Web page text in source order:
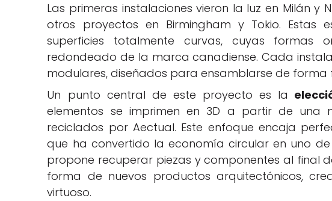
Las primeras instalaciones vieron la luz en Milán y
otros proyectos en Birmingham y Tokio. Estas
superficies totalmente curvas, cuyas formas
redondeado de la marca canadiense. Cada
modulares, diseñados para ensamblarse de forma
Un punto central de este proyecto es la
elementos se imprimen en 3D a partir de una
reciclados por Aectual. Este enfoque encaja
que ha convertido la economía circular en uno
propone recuperar piezas y componentes al final
forma de nuevos productos arquitectónicos,
virtuoso.